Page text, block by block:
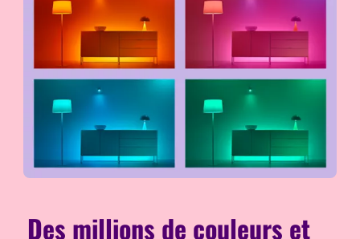
Des millions de couleurs et